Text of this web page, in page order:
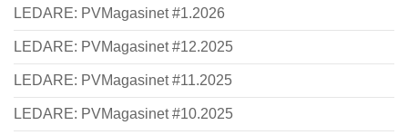
LEDARE: PVMagasinet #1.2026
LEDARE: PVMagasinet #12.2025
LEDARE: PVMagasinet #11.2025
LEDARE: PVMagasinet #10.2025